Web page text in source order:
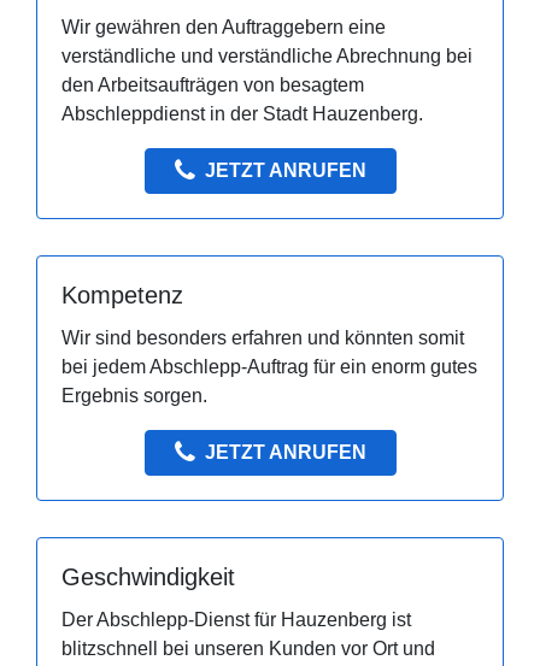
Wir gewähren den Auftraggebern eine
verständliche und verständliche Abrechnung bei
den Arbeitsaufträgen von besagtem
Abschleppdienst in der Stadt Hauzenberg.
JETZT ANRUFEN
Kompetenz
Wir sind besonders erfahren und könnten somit
bei jedem Abschlepp-Auftrag für ein enorm gutes
Ergebnis sorgen.
JETZT ANRUFEN
Geschwindigkeit
Der Abschlepp-Dienst für Hauzenberg ist
blitzschnell bei unseren Kunden vor Ort und